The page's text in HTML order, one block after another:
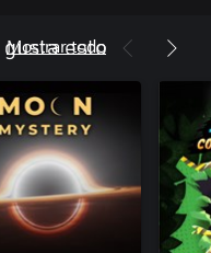
esto
Mostrar todo